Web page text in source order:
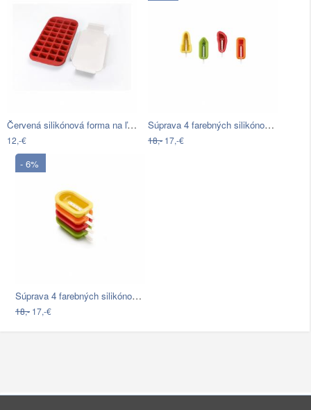
Červená silikónová forma na ľad Lékué…
12,-€
Súprava 4 farebných silikónových foriem…
18,-17,-€
- 6%
Súprava 4 farebných silikónových foriem…
18,- 17,-€